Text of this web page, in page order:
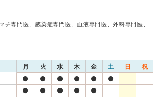
チ専門医、感染症専門医、血液専門医、外科専門医、
月 火 水 木 金 土 日 祝